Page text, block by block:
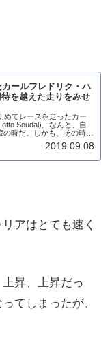
ールフレドリク・ハ
を越えた走りをみせ
めてレースを走ったカー
Soudal)。なんと、自
時だ。しかも、その時に
ていたというのだから驚
2019.09.08
アはとても速く
昇、上昇だっ
てしまったが、